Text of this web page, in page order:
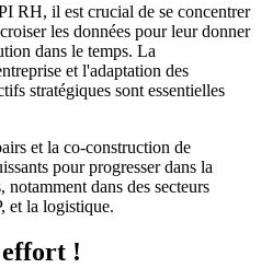
RH, il est crucial de se concentrer
les données pour leur donner
dans le temps. La
et l'adaptation des
stratégiques sont essentielles
et la co-construction de
pour progresser dans la
notamment dans des secteurs
et la logistique.
effort !